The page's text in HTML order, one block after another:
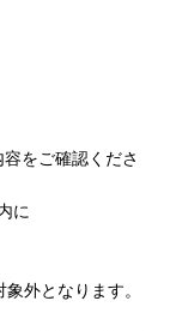
をご確認くださ
に
外となります。